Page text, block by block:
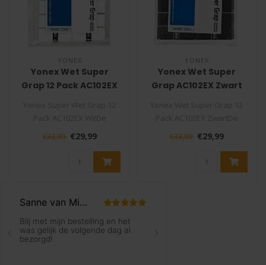
YONEX
Yonex Wet Super
Grap 12 Pack AC102EX
tennisgrip Yonex Super
Grap is één ..
€33,99 €29,99
YONEX
Yonex Wet Super
Grap AC102EX Zwart
tennisgrip Yonex Super
Grap is éé..
€33,99 €29,99